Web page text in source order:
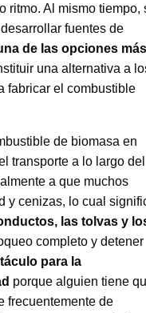
ritmo. Al mismo tiempo,
fuentes de
de las opciones más
una alternativa a
fabricar el combustible
de biomasa en
transporte a lo largo del
a que muchos
y cenizas, lo cual
las tolvas y
completo y detener
para la
porque alguien tiene
frecuentemente de